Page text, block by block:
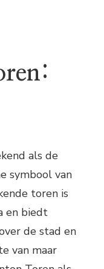
als de
symbool van
toren is
en biedt
de stad en
van maar